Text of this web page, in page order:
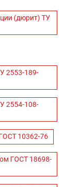
(дюрит) ТУ
2553-189-
2554-108-
10362-76
ГОСТ 18698-